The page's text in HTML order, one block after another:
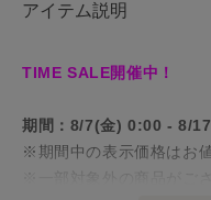
アイテム説明
TIME SALE開催中！
期間：8/7(金) 0:00 - 8/
※期間中の表示価格はお